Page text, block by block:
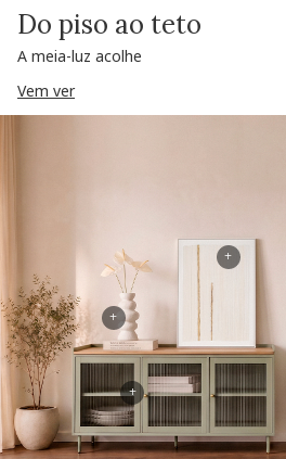
Do piso ao teto
A meia-luz acolhe
Vem ver
+
+
+